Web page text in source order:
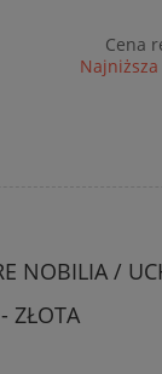
Cena
NOBILIA /
ZŁOTA